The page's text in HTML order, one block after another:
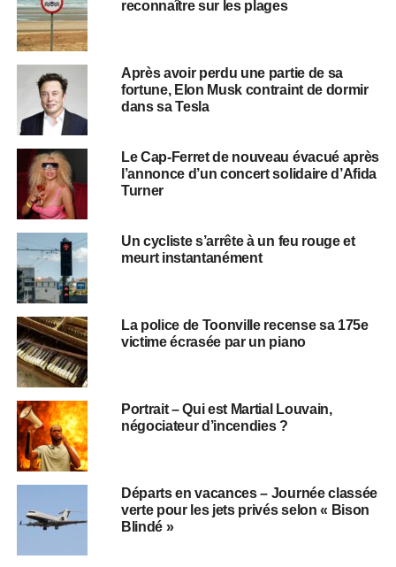
reconnaître sur les plages
Après avoir perdu une partie de sa
fortune, Elon Musk contraint de dormir
dans sa Tesla
Le Cap-Ferret de nouveau évacué après
l’annonce d’un concert solidaire d’Afida
Turner
Un cycliste s’arrête à un feu rouge et
meurt instantanément
La police de Toonville recense sa 175e
victime écrasée par un piano
Portrait – Qui est Martial Louvain,
négociateur d’incendies ?
Départs en vacances – Journée classée
verte pour les jets privés selon « Bison
Blindé »